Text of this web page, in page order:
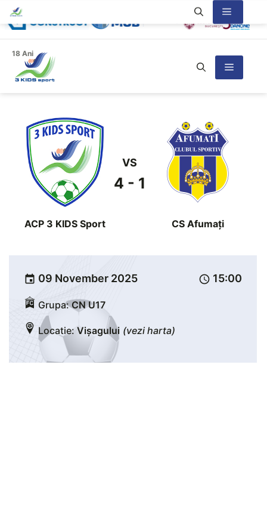
Sari
la
conținut
18 Ani
Meniu
Meniu
ACP 3 KIDS Sport
VS
4 - 1
CS Afumaţi
event 09 November 2025 schedule 15:00
Grupa:CN U17
Locatie: Vișagului (vezi harta)